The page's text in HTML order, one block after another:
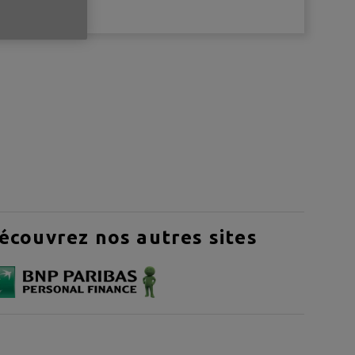
nos autres sites